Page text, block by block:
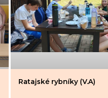
Ratajské rybníky (V.A)